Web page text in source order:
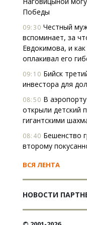
Победы
09:30 Честный
вспоминает, за
Евдокимова, и
оплакивал его
09:10 Бийск
инвестора для
08:50 В
открыли детский
гигантскими
08:40 Бешенство
второму
ВСЯ ЛЕНТА
НОВОСТИ